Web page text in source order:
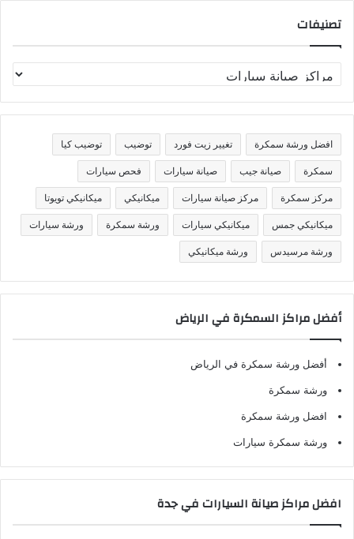
تصنيفات
ص
ن
ف
ا
افضل ورشة سمكرة تغيير زيت فورد توضيب توضيب كيا
سمكرة صيانة جيب صيانة سيارات فحص سيارات
مركز سمكرة مركز صيانة سيارات ميكانيكي ميكانيكي تويوتا
ميكانيكي جمس ميكانيكي سيارات ورشة سمكرة ورشة سيارات
ورشة مرسيدس ورشة ميكانيكي
أفضل مراكز السمكرة في الرياض
أفضل ورشة سمكرة في الرياض
ورشة سمكرة
افضل ورشة سمكرة
ورشة سمكرة سيارات
افضل مراكز صيانة السيارات في جدة